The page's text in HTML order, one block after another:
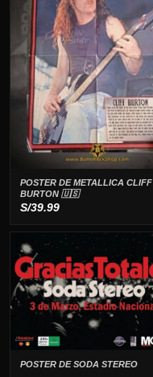
POSTER DE METALLICA CLIFF
BURTON 🇺🇸
S/39.99
POSTER DE SODA STEREO